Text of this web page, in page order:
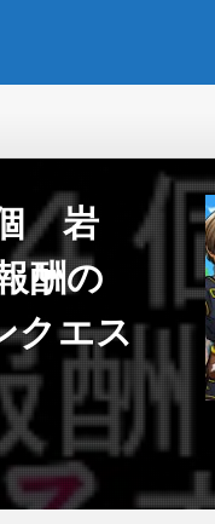
岩
酬の
クエス